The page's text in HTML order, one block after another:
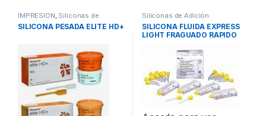
IMPRESION Siliconas de
Adición
SILICONA PESADA ELITE HD+
Siliconas de Adición
SILICONA FLUIDA EXPRESS
LIGHT FRAGUADO RAPIDO